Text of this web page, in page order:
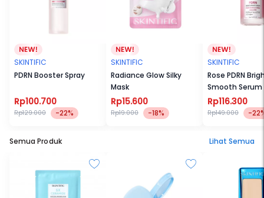
SKINTIFIC
PDRN Booster Spray
Rp100.700
Rp129.000 -22%
SKINTIFIC
Radiance Glow Silky
Mask
Rp15.600
Rp19.000 -18%
SKINTIFIC
Rose PDRN
Smooth Serum
Rp116.300
Rp149.000 -
Semua Produk Lihat Semua